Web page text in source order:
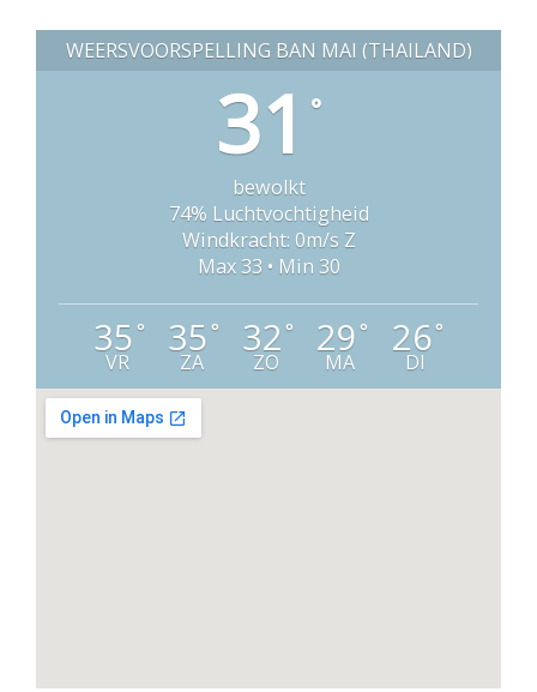
WEERSVOORSPELLING BAN MAI (THAILAND)
31 °
bewolkt
74% Luchtvochtigheid
Windkracht: 0m/s Z
Max 33 • Min 30
35°
VR
35°
ZA
32°
ZO
29°
MA
26°
DI